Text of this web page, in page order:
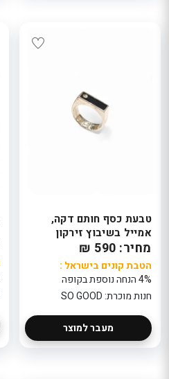
טבעת כסף חותם דקה,
אמייל בשיבוץ זירקון
מחיר: 590 ₪
הטבת קונים בישראל :
4% הנחה נוספת בקופה
חנות מוכרת: SO GOOD
מעבר למוצר